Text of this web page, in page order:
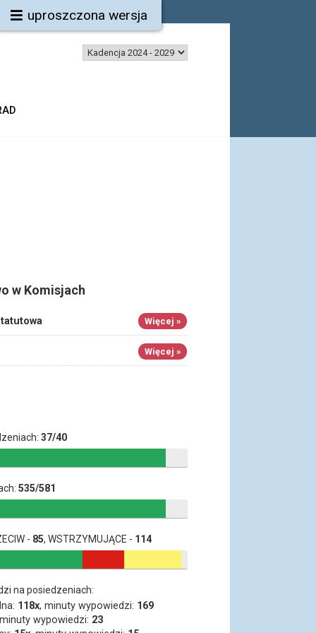
uproszczona wersja
w Komisjach
Więcej »
Więcej »
37/40
535/581
- 85, WSTRZYMUJĄCE - 114
na posiedzeniach:
118x, minuty wypowiedzi: 169
wypowiedzi: 23